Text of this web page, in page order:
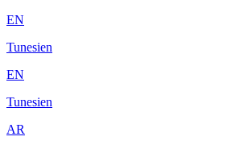
EN
Tunesien
EN
Tunesien
AR